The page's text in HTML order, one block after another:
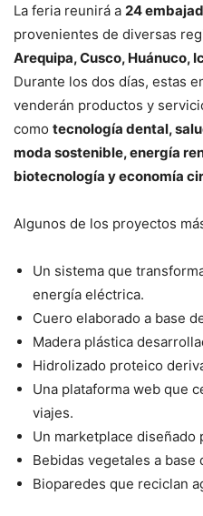
La feria reunirá a 24
provenientes de diversas
Arequipa, Cusco, Huánuco,
Durante los dos días, estas
venderán productos y
como tecnología dental,
moda sostenible, energía
biotecnología y economía
Algunos de los proyectos
Un sistema que
energía eléctrica.
Cuero elaborado a base
Madera plástica
Hidrolizado proteico
Una plataforma web que
viajes.
Un marketplace diseñado
Bebidas vegetales a base
Bioparedes que reciclan